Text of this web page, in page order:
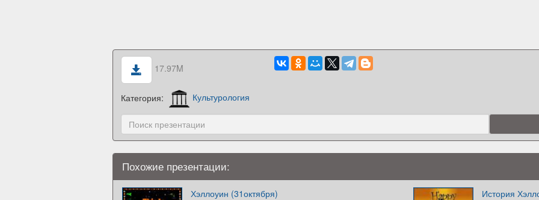
17.97M
Категория: Культурология
Похожие презентации:
Хэллоуин (31октября) История